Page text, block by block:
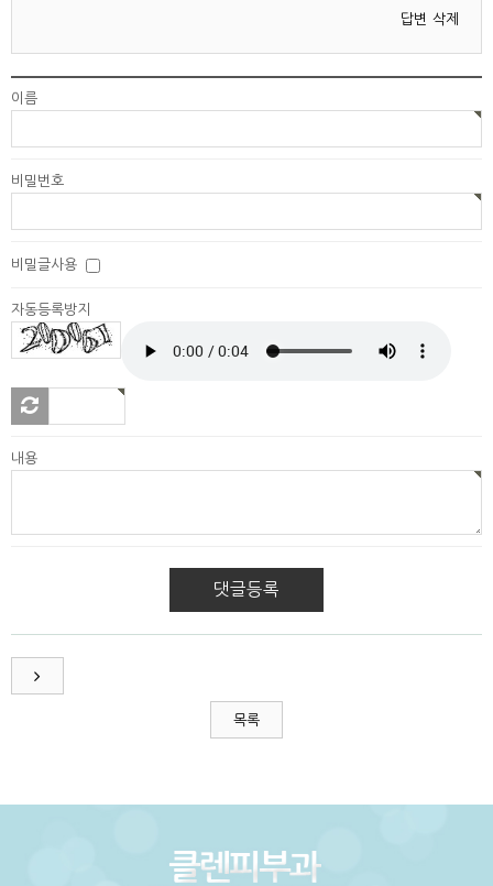
답변 삭제
이름
비밀번호
비밀글사용
자동등록방지
새로
고침
내용
목록